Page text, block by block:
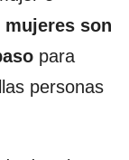
mujeres son
para
personas